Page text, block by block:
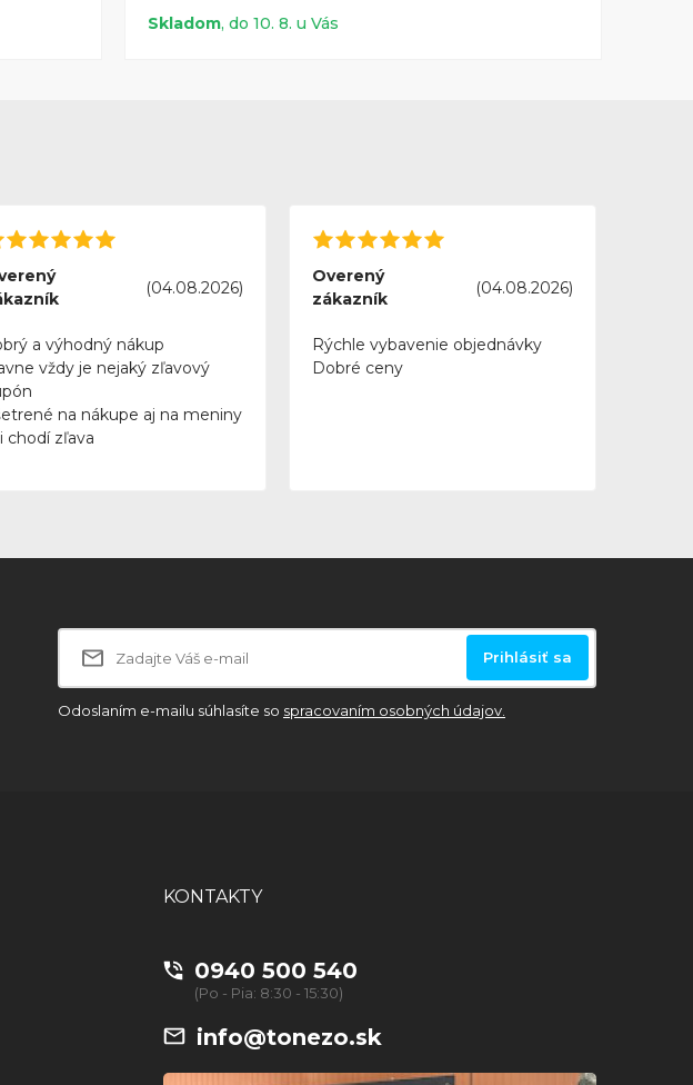
Skladom, do 10. 8. u Vás
(04.08.2026)
a výhodný nákup
vždy je nejaký zľavový
na nákupe aj na meniny
chodí zľava
Overený
zákazník
(04.08.2026)
Rýchle vybavenie objednávky
Dobré ceny
Prihlásiť sa
Odoslaním e-mailu súhlasíte so spracovaním osobných údajov.
KONTAKTY
0940 500 540
(Po - Pia: 8:30 - 15:30)
info@tonezo.sk